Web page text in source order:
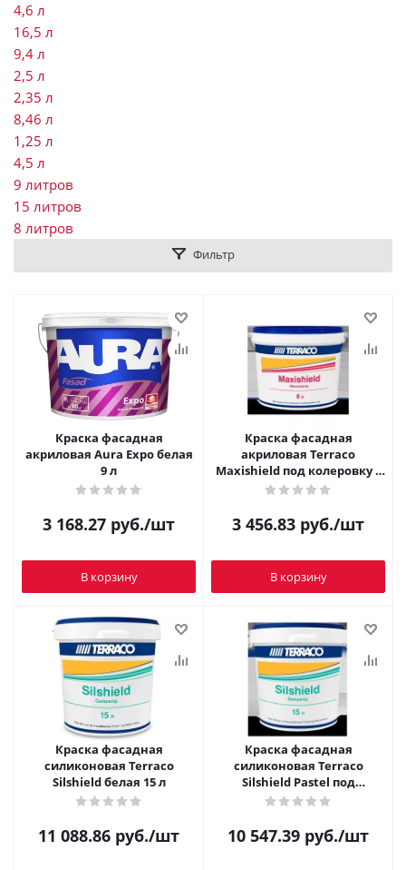
4,6 л
16,5 л
9,4 л
2,5 л
2,35 л
8,46 л
1,25 л
4,5 л
9 литров
15 литров
8 литров
Фильтр
Краска фасадная
акриловая Aura Expo белая
9 л
3 168.27 руб./шт
В корзину
Краска фасадная
акриловая Terraco
Maxishield под колеровку 8
л
3 456.83 руб./шт
В корзину
Краска фасадная
силиконовая Terraco
Silshield белая 15 л
11 088.86 руб./шт
Краска фасадная
силиконовая Terraco
Silshield Pastel под
колеровку 15 л
10 547.39 руб./шт